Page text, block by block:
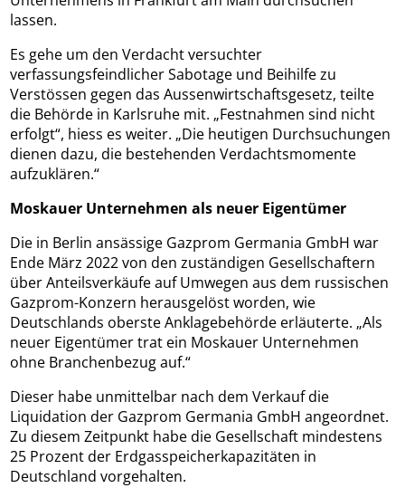
lassen.
Es gehe um den Verdacht versuchter
verfassungsfeindlicher Sabotage und Beihilfe zu
Verstössen gegen das Aussenwirtschaftsgesetz, teilte
die Behörde in Karlsruhe mit. „Festnahmen sind nicht
erfolgt“, hiess es weiter. „Die heutigen Durchsuchungen
dienen dazu, die bestehenden Verdachtsmomente
aufzuklären.“
Moskauer Unternehmen als neuer Eigentümer
Die in Berlin ansässige Gazprom Germania GmbH war
Ende März 2022 von den zuständigen Gesellschaftern
über Anteilsverkäufe auf Umwegen aus dem russischen
Gazprom-Konzern herausgelöst worden, wie
Deutschlands oberste Anklagebehörde erläuterte. „Als
neuer Eigentümer trat ein Moskauer Unternehmen
ohne Branchenbezug auf.“
Dieser habe unmittelbar nach dem Verkauf die
Liquidation der Gazprom Germania GmbH angeordnet.
Zu diesem Zeitpunkt habe die Gesellschaft mindestens
25 Prozent der Erdgasspeicherkapazitäten in
Deutschland vorgehalten.